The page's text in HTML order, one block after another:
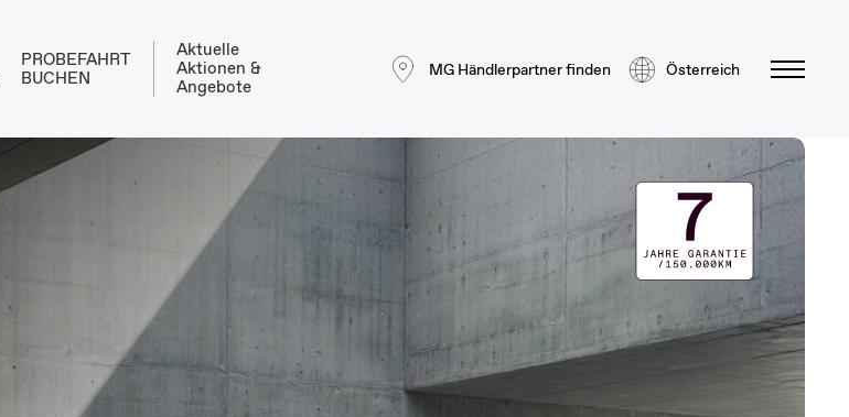
PROBEFAHRT
BUCHEN
Aktuelle
Aktionen &
Angebote
MG Händlerpartner finden Österreich